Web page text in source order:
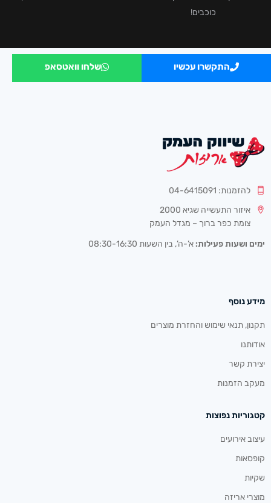
כוכבים!
התקשרו עכשיו שלחו וואטסאפ
להזמנות: 04-6415091
איזור התעשייה שגיא 2000
צומת כפר ברוך – מגדל העמק
ימים ושעות פעילות: א’-ה’, בין השעות 08:30-16:30
מידע נוסף
תקנון, תנאי שימוש והחזרת מוצרים
אודותנו
יצירת קשר
מעקב הזמנות
קטגוריות נפוצות
עיצוב אירועים
קופסאות
שקיות
מוצרי אריזה